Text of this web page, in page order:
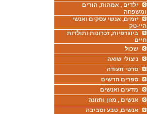
ילדים , אמהות, הורים
ומשפחה
יזמים, אנשי עסקים ואנשי
היי-טק
ביוגרפיות, זכרונות ותולדות
חיים
שכול
ניצולי שואה
סרטי תעודה
ספרים חדשים
מדעים ואנשים
אנשים , מזון ותזונה
אנשים, טבע וסביבה